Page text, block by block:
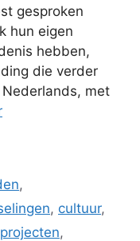
gesproken
hun eigen
hebben,
die verder
met
,
, cultuur,
,